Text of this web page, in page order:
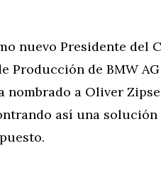
nuevo Presidente del
Producción de BMW
nombrado a Oliver
así una